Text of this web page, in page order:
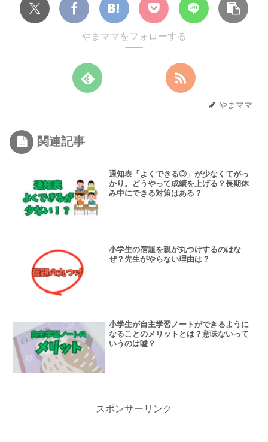
やまママをフォローする
やまママ
関連記事
通知表「よくできる◎」が少なくてがっ
かり。どうやって成績を上げる？長期休
み中にできる対策はある？
小学生の宿題を親が丸つけするのはな
ぜ？先生がやらない理由は？
小学生が自主学習ノートができるように
なることのメリットとは？意味ないって
いうのは嘘？
スポンサーリンク